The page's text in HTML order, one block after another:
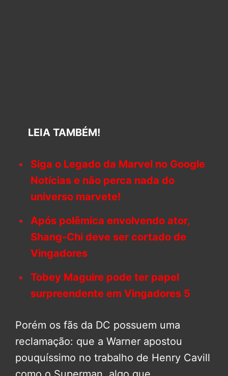
LEIA TAMBÉM!
Siga o Legado da Marvel no Google
Notícias e não perca nada do
universo marvete!
Após polêmica envolvendo ator,
Shang-Chi deve ser cortado de
Vingadores
Tobey Maguire pode ter papel
surpreendente em Vingadores 5
Porém os fãs da DC possuem uma
reclamação: que a Warner apostou
pouquíssimo no trabalho de Henry Cavill